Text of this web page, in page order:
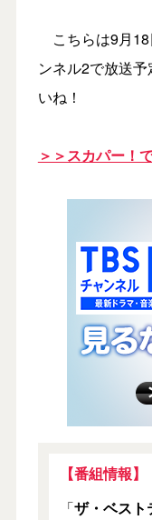
こちらは9月18
ンネル2で放送
いね！
＞＞スカパー！
【番組情報】
「ザ・ベス